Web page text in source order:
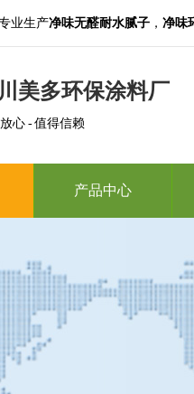
业生产净味无醛耐水腻子 ， 净味
美多环保涂料厂
心 - 值得信赖
产品中心